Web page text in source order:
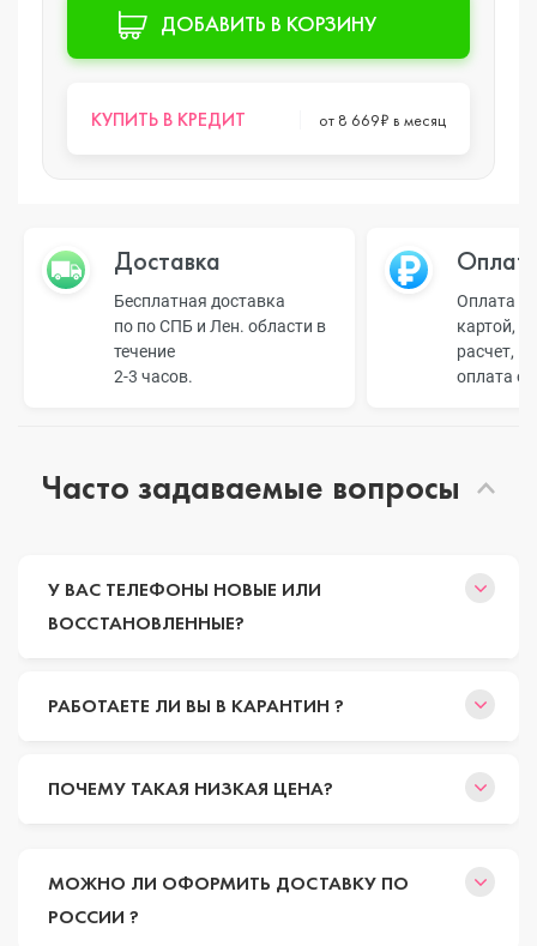
ДОБАВИТЬ В КОРЗИНУ
КУПИТЬ В КРЕДИТ от 8 669₽ в месяц
Доставка
Бесплатная доставка
по по СПБ и Лен. области в
течение
2-3 часов.
Оплата
картой,
расчет,
оплата
Часто задаваемые вопросы
У ВАС ТЕЛЕФОНЫ НОВЫЕ ИЛИ
ВОССТАНОВЛЕННЫЕ?
РАБОТАЕТЕ ЛИ ВЫ В КАРАНТИН ?
ПОЧЕМУ ТАКАЯ НИЗКАЯ ЦЕНА?
МОЖНО ЛИ ОФОРМИТЬ ДОСТАВКУ ПО
РОССИИ ?